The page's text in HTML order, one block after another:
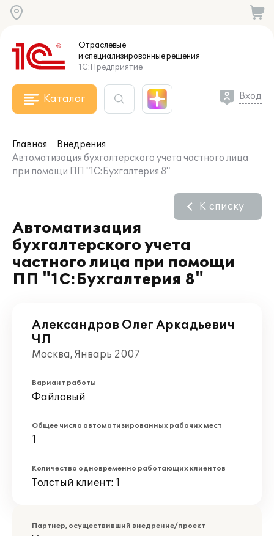
Отраслевые
и специализированныерешения
1С:Предприятие
Каталог Вход
Главная
Внедрения
Автоматизация бухгалтерского учета частного лица
при помощи ПП "1С:Бухгалтерия 8"
Автоматизация
бухгалтерского учета
частного лица при помощи
ПП "1С:Бухгалтерия 8"
К списку
Александров Олег Аркадьевич
ЧЛ
Москва, Январь 2007
Вариант работы
Файловый
Общее число автоматизированных рабочих мест
1
Количество одновременно работающих клиентов
Толстый клиент: 1
Партнер, осуществивший внедрение/проект